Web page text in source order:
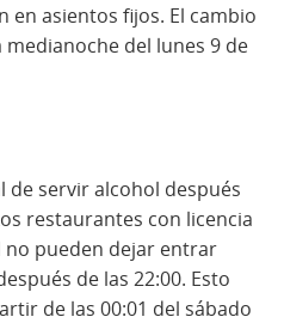
en asientos fijos. El cambio
del lunes 9 de
de servir alcohol después
restaurantes con licencia
no pueden dejar entrar
de las 22:00. Esto
de las 00:01 del sábado